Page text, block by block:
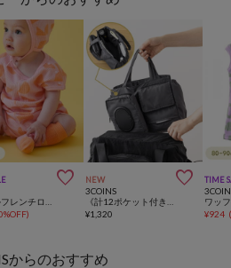

)
NEW 
3COINS
¥1,320
TIME
¥924
からのおすすめ